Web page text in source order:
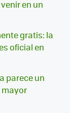
en un
gratis: la
oficial en
parece un
mayor